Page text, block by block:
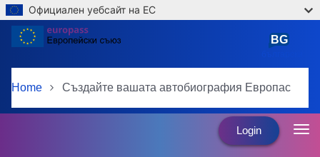
Skip to main content
Официален уебсайт на ЕС
Home Създайте вашата автобиография Европас
BG
Login